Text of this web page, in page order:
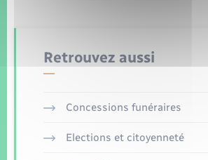
Retrouvez aussi
Concessions funéraires
Elections et citoyenneté